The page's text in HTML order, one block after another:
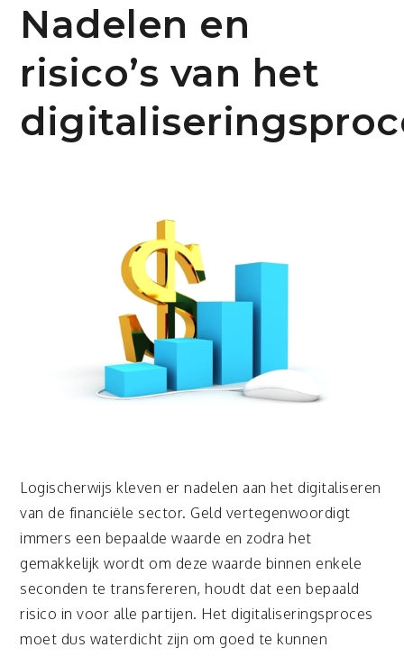
Nadelen en
risico’s van het
Logischerwijs kleven er nadelen aan het digitaliseren
van de financiële sector. Geld vertegenwoordigt
immers een bepaalde waarde en zodra het
gemakkelijk wordt om deze waarde binnen enkele
seconden te transfereren, houdt dat een bepaald
risico in voor alle partijen. Het digitaliseringsproces
moet dus waterdicht zijn om goed te kunnen